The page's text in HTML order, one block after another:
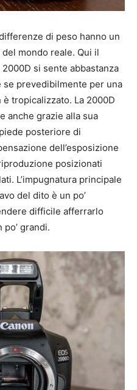
di peso hanno un
mondo reale. Qui il
si sente abbastanza
prevedibilmente per una
tropicalizzato. La 2000D
anche grazie alla sua
posteriore di
dell’esposizione
posizionati
L’impugnatura principale
del dito è un po’
difficile afferrarlo
grandi.